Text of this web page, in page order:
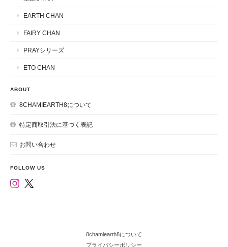
EARTH CHAN
FAIRY CHAN
PRAYシリーズ
ETO CHAN
ABOUT
8CHAMIEARTH8について
特定商取引法に基づく表記
お問い合わせ
FOLLOW US
8chamiearth8について
プライバシーポリシー